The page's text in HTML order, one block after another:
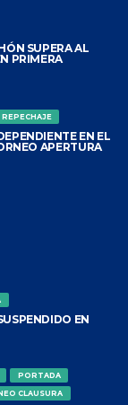
SUPERA AL
PRIMERA
REPECHAJE
EN EL
APERTURA
EN
PORTADA
CLAUSURA